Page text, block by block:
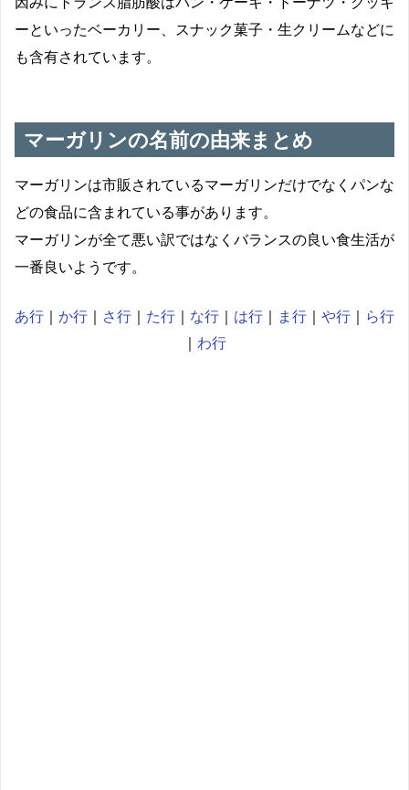
ーといったベーカリー、スナック菓子・生クリームなどに
も含有されています。
マーガリンの名前の由来まとめ
マーガリンは市販されているマーガリンだけでなくパンな
どの食品に含まれている事があります。
マーガリンが全て悪い訳ではなくバランスの良い食生活が
一番良いようです。
あ行 か行 さ行 た行 な行 は行 ま行 や行
ら行
わ行